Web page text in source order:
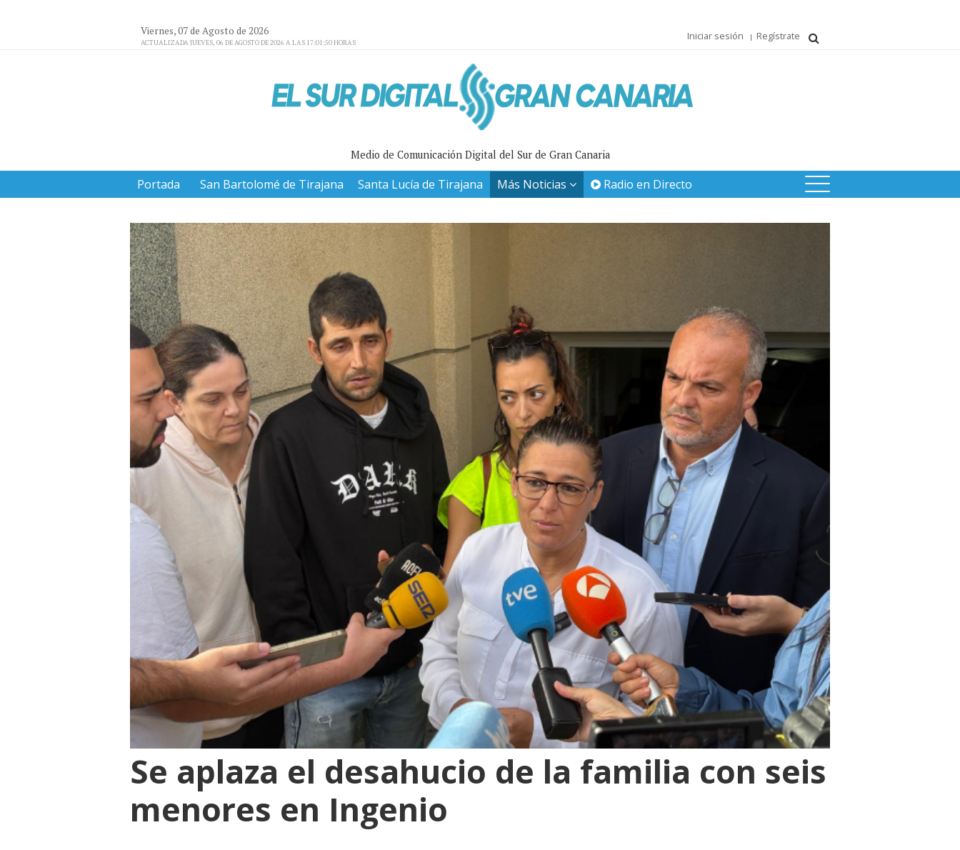
Viernes, 07 de Agosto de 2026
ACTUALIZADA JUEVES, 06 DE AGOSTO DE 2026 A LAS 17:01:50 HORAS
Iniciar sesión Regístrate
Medio de Comunicación Digital del Sur de Gran Canaria
Portada San Bartolomé de Tirajana Santa Lucía de Tirajana Más Noticias Radio en Directo
Se aplaza el desahucio de la familia con seis
menores en Ingenio